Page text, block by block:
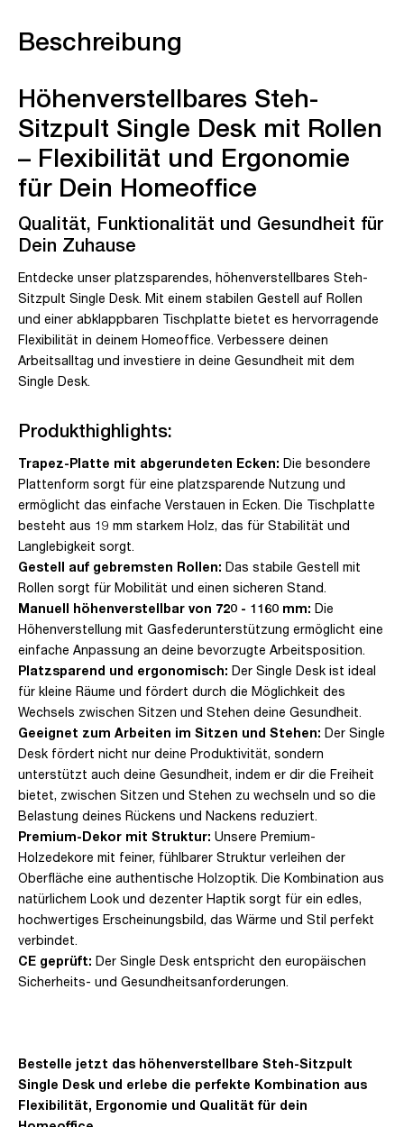
Beschreibung
Höhenverstellbares Steh-
Sitzpult Single Desk mit Rollen
– Flexibilität und Ergonomie
für Dein Homeoffice
Qualität, Funktionalität und Gesundheit für
Dein Zuhause
Entdecke unser platzsparendes, höhenverstellbares Steh-
Sitzpult Single Desk. Mit einem stabilen Gestell auf Rollen
und einer abklappbaren Tischplatte bietet es hervorragende
Flexibilität in deinem Homeoffice. Verbessere deinen
Arbeitsalltag und investiere in deine Gesundheit mit dem
Single Desk.
Produkthighlights:
Trapez-Platte mit abgerundeten Ecken: Die besondere
Plattenform sorgt für eine platzsparende Nutzung und
ermöglicht das einfache Verstauen in Ecken. Die Tischplatte
besteht aus 19 mm starkem Holz, das für Stabilität und
Langlebigkeit sorgt.
Gestell auf gebremsten Rollen: Das stabile Gestell mit
Rollen sorgt für Mobilität und einen sicheren Stand.
Manuell höhenverstellbar von 720 - 1160 mm: Die
Höhenverstellung mit Gasfederunterstützung ermöglicht eine
einfache Anpassung an deine bevorzugte Arbeitsposition.
Platzsparend und ergonomisch: Der Single Desk ist ideal
für kleine Räume und fördert durch die Möglichkeit des
Wechsels zwischen Sitzen und Stehen deine Gesundheit.
Geeignet zum Arbeiten im Sitzen und Stehen: Der Single
Desk fördert nicht nur deine Produktivität, sondern
unterstützt auch deine Gesundheit, indem er dir die Freiheit
bietet, zwischen Sitzen und Stehen zu wechseln und so die
Belastung deines Rückens und Nackens reduziert.
Premium-Dekor mit Struktur: Unsere Premium-
Holzedekore mit feiner, fühlbarer Struktur verleihen der
Oberfläche eine authentische Holzoptik. Die Kombination aus
natürlichem Look und dezenter Haptik sorgt für ein edles,
hochwertiges Erscheinungsbild, das Wärme und Stil perfekt
verbindet.
CE geprüft: Der Single Desk entspricht den europäischen
Sicherheits- und Gesundheitsanforderungen.
Bestelle jetzt das höhenverstellbare Steh-Sitzpult
Single Desk und erlebe die perfekte Kombination aus
Flexibilität, Ergonomie und Qualität für dein